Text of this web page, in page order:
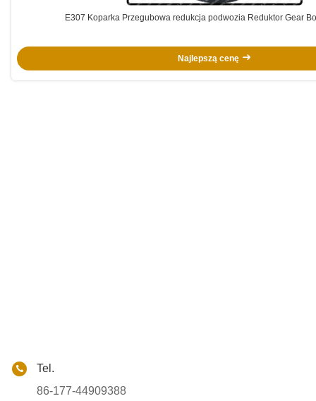
E307 Koparka Przegubowa redukcja podwozia Reduktor Gear
Najlepszą cenę
Tel.
86-177-44909388